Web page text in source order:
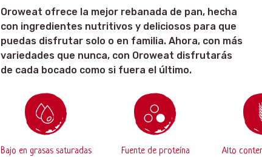
Oroweat ofrece la mejor rebanada de pan, hecha
con ingredientes nutritivos y deliciosos para que
puedas disfrutar solo o en familia. Ahora, con más
variedades que nunca, con Oroweat disfrutarás
de cada bocado como si fuera el último.
Bajo en grasas saturadas Fuente de proteína Alto